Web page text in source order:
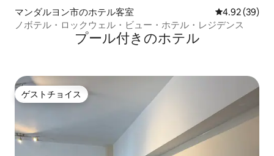
マンダルヨン市のホテル客室 レビュー39
4.92 (39)
ノボテル・ロックウェル・ビュー・ホテル・レジデンス
プール付きのホ⁠テ⁠ル
ゲストチョイス
ゲストチョイス